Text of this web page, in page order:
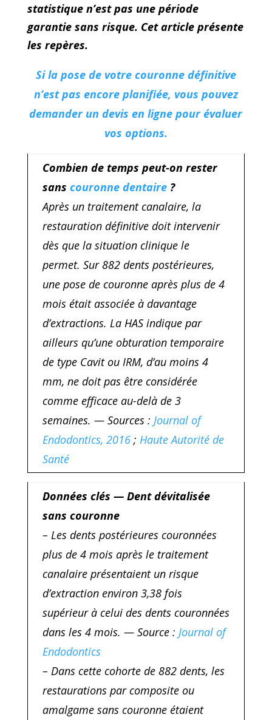
statistique n’est pas une période
garantie sans risque. Cet article présente
les repères.
Si la pose de votre couronne définitive
n’est pas encore planifiée, vous pouvez
demander un devis en ligne pour évaluer
vos options.
Combien de temps peut-on rester
sans couronne dentaire?
Après un traitement canalaire, la
restauration définitive doit intervenir
dès que la situation clinique le
permet. Sur 882 dents postérieures,
une pose de couronne après plus de 4
mois était associée à davantage
d’extractions. La HAS indique par
ailleurs qu’une obturation temporaire
de type Cavit ou IRM, d’au moins 4
mm, ne doit pas être considérée
comme efficace au-delà de 3
semaines. — Sources : Journal of
Endodontics, 2016; Haute Autorité de
Santé
Données clés — Dent dévitalisée
sans couronne
– Les dents postérieures couronnées
plus de 4 mois après le traitement
canalaire présentaient un risque
d’extraction environ 3,38 fois
supérieur à celui des dents couronnées
dans les 4 mois. — Source : Journal of
Endodontics
– Dans cette cohorte de 882 dents, les
restaurations par composite ou
amalgame sans couronne étaient